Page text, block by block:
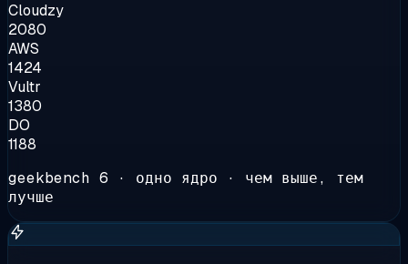
Cloudzy
2080
AWS
1424
Vultr
1380
DO
1188
geekbench 6 · одно ядро · чем выше, тем
лучше